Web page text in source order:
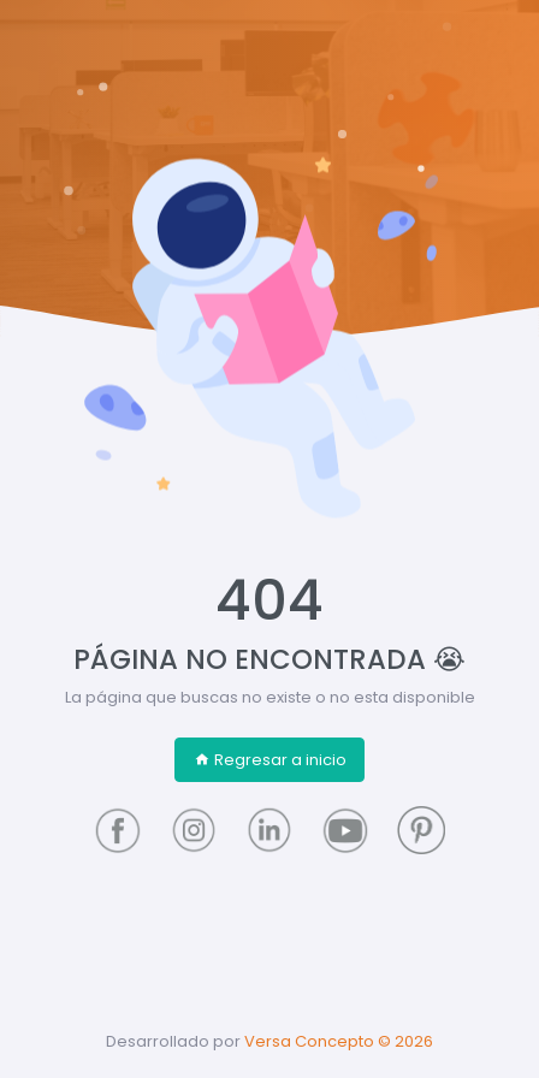
404
PÁGINA NO ENCONTRADA 😭
La página que buscas no existe o no esta disponible
Regresar a inicio
Desarrollado porVersa Concepto © 2026